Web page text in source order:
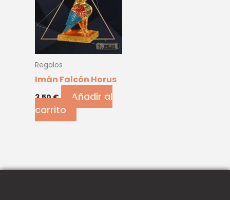
Regalos
Imán Falcón Horus
3,50€
Añadir al
carrito